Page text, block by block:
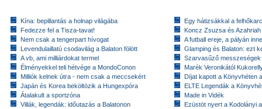
Kína: bepillantás a holnap világába
Fedezze fel a Tisza-tavat!
Nem csak a tengerpart hívogat
Levendulaillatú csodavilág a Balaton fölött
A vb, ami milliárdokat termel
Élményekkel teli hétvége a MondoConon
Milliók kelnek útra - nem csak a meccsekért
Japán és Korea beköltözik a Hungexpóra
Átalakult a sportzóna
Villák, legendák: időutazás a Balatonon
Egy hátizsákkal a
Koncz Zsuzsa és
A futball ereje, a pályán
Glamping és Balaton: ezt
Szarvasűző messzeségek
Marék Veronikától
Díjat kapott a Könyvhéten
ELTE Legendák a
Made in Vidék
Ezüstöt nyert a Kodolányi